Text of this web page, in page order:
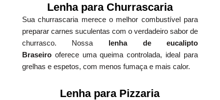
Lenha para Churrascaria
Sua churrascaria merece o melhor combustível para
preparar carnes suculentas com o verdadeiro sabor de
churrasco. Nossa lenha de eucalipto
Braseirooferece uma queima controlada, ideal para
grelhas e espetos, com menos fumaça e mais calor.
Lenha para Pizzaria